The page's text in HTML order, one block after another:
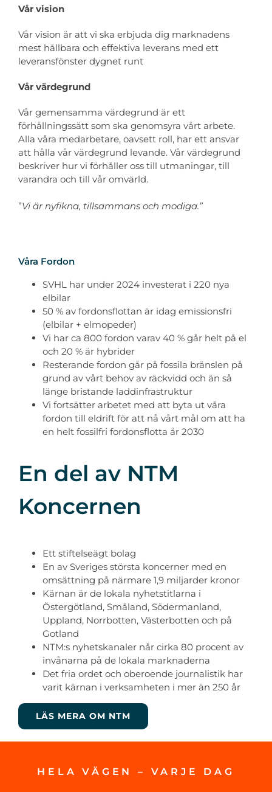
Vår vision
Vår vision är att vi ska erbjuda dig marknadens
mest hållbara och effektiva leverans med ett
leveransfönster dygnet runt
Vår värdegrund
Vår gemensamma värdegrund är ett
förhållningssätt som ska genomsyra vårt arbete.
Alla våra medarbetare, oavsett roll, har ett ansvar
att hålla vår värdegrund levande. Vår värdegrund
beskriver hur vi förhåller oss till utmaningar, till
varandra och till vår omvärld.
”Vi är nyfikna, tillsammans och modiga.”
Våra Fordon
SVHL har under 2024 investerat i 220 nya
elbilar
50 % av fordonsflottan är idag emissionsfri
(elbilar + elmopeder)
Vi har ca 800 fordon varav 40 % går helt på el
och 20 % är hybrider
Resterande fordon går på fossila bränslen på
grund av vårt behov av räckvidd och än så
länge bristande laddinfrastruktur
Vi fortsätter arbetet med att byta ut våra
fordon till eldrift för att nå vårt mål om att ha
en helt fossilfri fordonsflotta år 2030
En del av NTM
Koncernen
Ett stiftelseägt bolag
En av Sveriges största koncerner med en
omsättning på närmare 1,9 miljarder kronor
Kärnan är de lokala nyhetstitlarna i
Östergötland, Småland, Södermanland,
Uppland, Norrbotten, Västerbotten och på
Gotland
NTM:s nyhetskanaler når cirka 80 procent av
invånarna på de lokala marknaderna
Det fria ordet och oberoende journalistik har
varit kärnan i verksamheten i mer än 250 år
LÄS MERA OM NTM
HELA VÄGEN – VARJE DAG